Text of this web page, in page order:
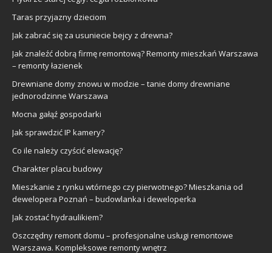
Taras przyjazny dzieciom
Jak zabrać się za usuniecie bejcy z drewna?
Jak znaleźć dobrą firmę remontową? Remonty mieszkań Warszawa
– remonty łazienek
Drewniane domy znowu w modzie – tanie domy drewniane
jednorodzinne Warszawa
Mocna gałąź gospodarki
Jak sprawdzić IP kamery?
Co ile należy czyścić elewację?
Charakter placu budowy
Mieszkanie z rynku wtórnego czy pierwotnego? Mieszkania od
dewelopera Poznań – budowlanka i deweloperka
Jak zostać hydraulikiem?
Oszczędny remont domu – profesjonalne usługi remontowe
Warszawa. Kompleksowe remonty wnętrz